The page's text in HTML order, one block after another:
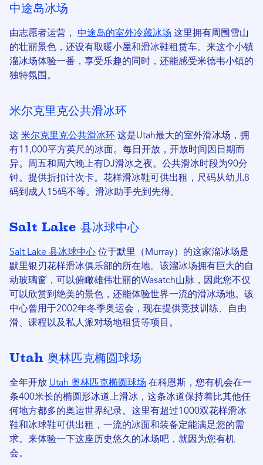
中途岛冰场
由志愿者运营， 中途岛的室外冷藏冰场 这里拥有周围雪山
的壮丽景色，还设有取暖小屋和滑冰鞋租赁车。来这个小镇
溜冰场体验一番，享受乐趣的同时，还能感受米德韦小镇的
独特氛围。
米尔克里克公共滑冰环
这 米尔克里克公共滑冰环 这是Utah最大的室外滑冰场，拥
有11,000平方英尺的冰面。每日开放，开放时间因日期而
异。周五和周六晚上有DJ滑冰之夜。公共滑冰时段为90分
钟。提供折扣计次卡。花样滑冰鞋可供出租，尺码从幼儿8
码到成人15码不等。滑冰助手先到先得。
Salt Lake 县冰球中心
Salt Lake 县冰球中心 位于默里（Murray）的这家溜冰场是
默里银刃花样滑冰俱乐部的所在地。该溜冰场拥有巨大的自
动玻璃窗，可以俯瞰雄伟壮丽的Wasatch山脉，因此您不仅
可以欣赏到绝美的景色，还能体验世界一流的滑冰场地。该
中心曾用于2002年冬季奥运会，现在提供竞技训练、自由
滑、课程以及私人派对场地租赁等项目。
Utah 奥林匹克椭圆球场
全年开放 Utah 奥林匹克椭圆球场 在科恩斯，您有机会在一
条400米长的椭圆形冰道上滑冰，这条冰道保持着比其他任
何地方都多的奥运世界纪录。这里有超过1000双花样滑冰
鞋和冰球鞋可供出租，一流的冰面和装备定能满足您的需
求。来体验一下这座历史悠久的冰场吧，就因为您有机
会。